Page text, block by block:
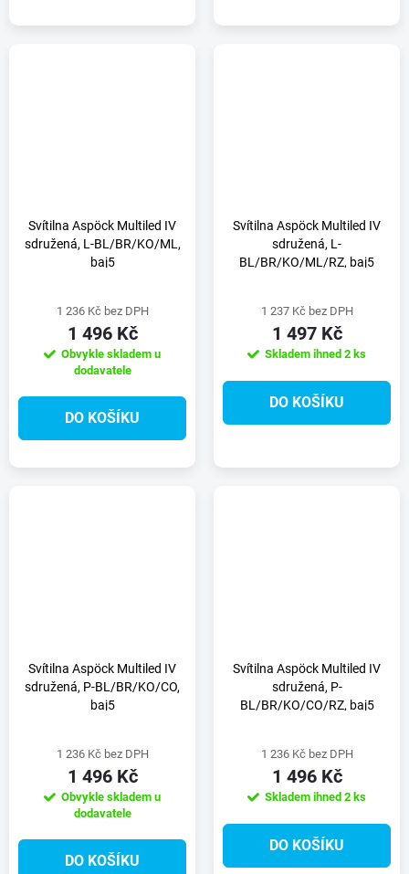
Svítilna Aspöck Multiled IV
sdružená, L-BL/BR/KO/ML,
baj5
1 236 Kč bez DPH
1 496 Kč
Obvykle skladem u
dodavatele
DO KOŠÍKU
Svítilna Aspöck Multiled IV
sdružená, L-
BL/BR/KO/ML/RZ, baj5
1 237 Kč bez DPH
1 497 Kč
Skladem ihned 2 ks
DO KOŠÍKU
Svítilna Aspöck Multiled IV
sdružená, P-BL/BR/KO/CO,
baj5
1 236 Kč bez DPH
1 496 Kč
Obvykle skladem u
dodavatele
DO KOŠÍKU
Svítilna Aspöck Multiled IV
sdružená, P-
BL/BR/KO/CO/RZ, baj5
1 236 Kč bez DPH
1 496 Kč
Skladem ihned 2 ks
DO KOŠÍKU